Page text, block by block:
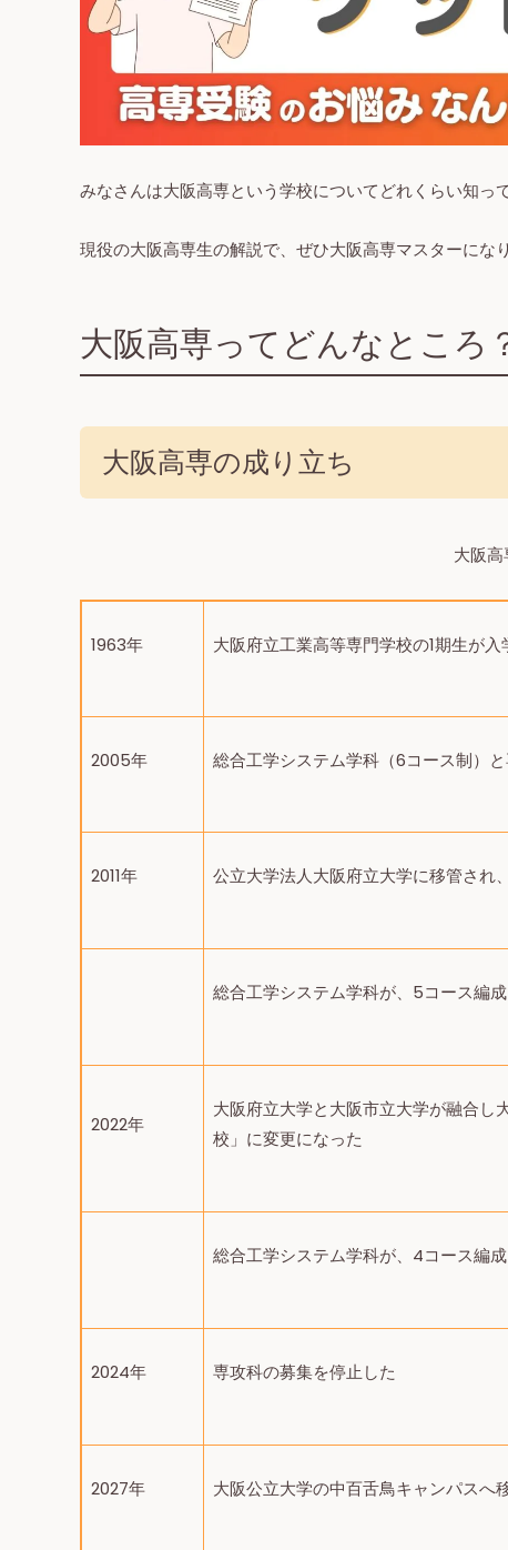
みなさんは大阪高専という学校についてどれくらい知っ
現役の大阪高専生の解説で、ぜひ大阪高専マスターにな
大阪高専ってどんなところ
大阪高専の成り立ち
大阪
1963年 大阪府立工業高等専門学校の1期生が入
2005年 総合工学システム学科（6コース制）
2011年 公立大学法人大阪府立大学に移管され
総合工学システム学科が、5コース編
2022年
大阪府立大学と大阪市立大学が融合し
校」に変更になった
総合工学システム学科が、4コース編
2024年 専攻科の募集を停止した
2027年 大阪公立大学の中百舌鳥キャンパスへ